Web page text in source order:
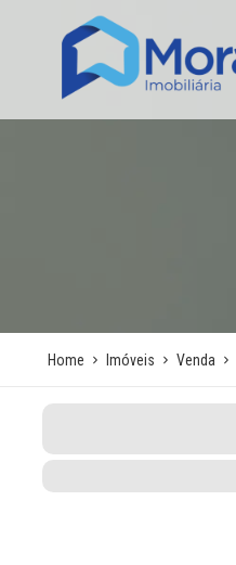
Home Imóveis Venda